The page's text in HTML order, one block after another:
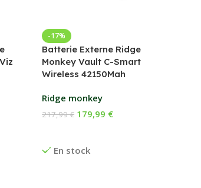
-17%
Batterie Externe Ridge
Monkey Vault C-Smart
Wireless 42150Mah
Ridge monkey
En stock
217,99€ 179,99 €